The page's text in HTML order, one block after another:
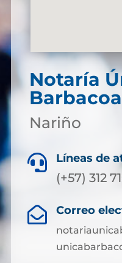
Notaría
Nariño
 Líneas de
(+57) 312
 Correo